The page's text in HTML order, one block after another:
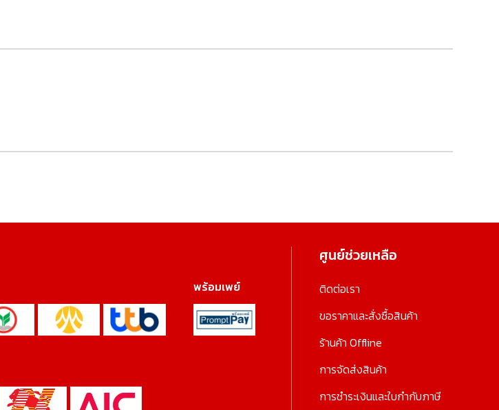
พร้อมเพย์
ศูนย์ช่วยเหลือ
ติดต่อเรา
ขอราคาและสั่งซื้อสินค้า
ร้านค้า Offline
การจัดส่งสินค้า
การชำระเงินและใบกำกับภาษี